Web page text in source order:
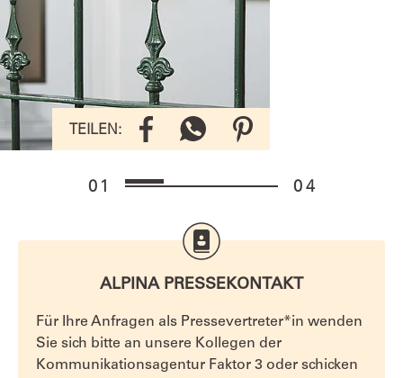
TEILEN: TEILEN:
1 4
ALPINA PRESSEKONTAKT
Für Ihre Anfragen als Pressevertreter*in wenden
Sie sich bitte an unsere Kollegen der
Kommunikationsagentur Faktor 3 oder schicken